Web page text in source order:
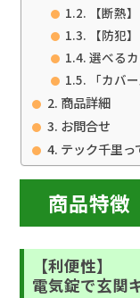
【断熱
【防犯
選べる
「カバ
商品詳細
お問合せ
テック千里っ
商品特徴
【利便性】
電気錠で玄関